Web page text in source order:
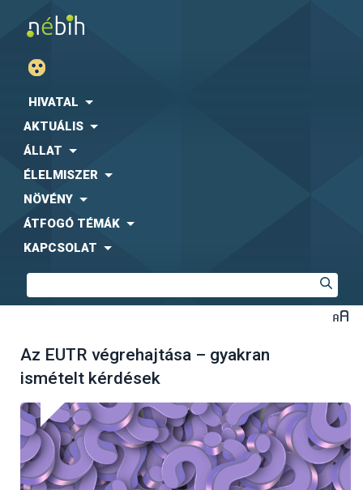
HIVATAL
AKTUÁLIS
ÁLLAT
ÉLELMISZER
NÖVÉNY
ÁTFOGÓ TÉMÁK
KAPCSOLAT
Az EUTR végrehajtása – gyakran
ismételt kérdések